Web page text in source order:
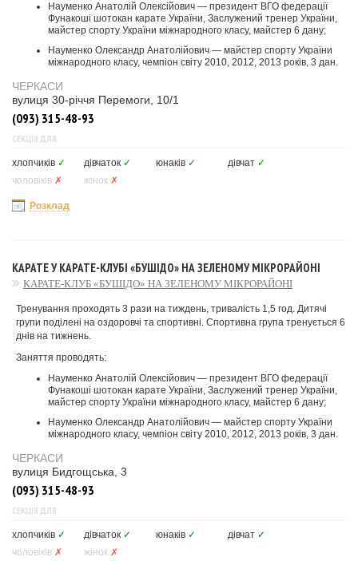
Науменко Анатолій Олексійович — президент ВГО федерації
Фунакоші шотокан карате України, Заслужений тренер України,
майстер спорту України міжнародного класу, майстер 6 дану;
Науменко Олександр Анатолійович — майстер спорту України
міжнародного класу, чемпіон світу 2010, 2012, 2013 років, 3 дан.
ЧЕРКАСИ
вулиця 30-річчя Перемоги, 10/1
(093) 315-48-93
СЕКЦІЯ ДЛЯ
хлопчиків ✓ дівчаток ✓ юнаків ✓ дівчат ✓
чоловіків ✗ жінок ✗
Розклад
КАРАТЕ У КАРАТЕ-КЛУБІ «БУШІДО» НА ЗЕЛЕНОМУ МІКРОРАЙОНІ
КАРАТЕ-КЛУБ «БУШІДО» НА ЗЕЛЕНОМУ МІКРОРАЙОНІ
Тренування проходять 3 рази на тиждень, тривалість 1,5 год. Дитячі
групи поділені на оздоровчі та спортивні. Спортивна група тренується 6
днів на тижнень.
Заняття проводять:
Науменко Анатолій Олексійович — президент ВГО федерації
Фунакоші шотокан карате України, Заслужений тренер України,
майстер спорту України міжнародного класу, майстер 6 дану;
Науменко Олександр Анатолійович — майстер спорту України
міжнародного класу, чемпіон світу 2010, 2012, 2013 років, 3 дан.
ЧЕРКАСИ
вулиця Бидгощська, 3
(093) 315-48-93
СЕКЦІЯ ДЛЯ
хлопчиків ✓ дівчаток ✓ юнаків ✓ дівчат ✓
чоловіків ✗ жінок ✗